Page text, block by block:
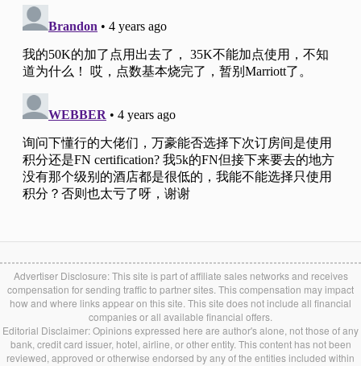
Advertiser Disclosure: This site is part of affiliate sales networks and receives
compensation for sending traffic to partner sites. This compensation may impact
how and where links appear on this site. This site does not include all financial
companies or all available financial offers.
Editorial Disclaimer: Opinions expressed here are author's alone, not those of any
bank, credit card issuer, hotel, airline, or other entity. This content has not been
reviewed, approved or otherwise endorsed by any of the entities included within